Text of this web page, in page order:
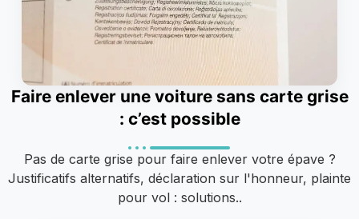
Faire enlever une voiture sans carte grise
: c’est possible
Pas de carte grise pour faire enlever votre épave ?
Justificatifs alternatifs, déclaration sur l'honneur, plainte
pour vol : solutions..